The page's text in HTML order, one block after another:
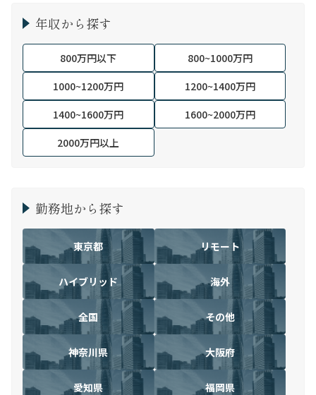
年収から探す
800万円以下
800~1000万円
1000~1200万円
1200~1400万円
1400~1600万円
1600~2000万円
2000万円以上
勤務地から探す
東京都 リモート
ハイブリッド 海外
全国 その他
神奈川県 大阪府
愛知県 福岡県